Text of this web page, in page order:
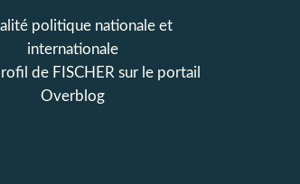
politique nationale et
internationale
de FISCHER sur le portail
Overblog